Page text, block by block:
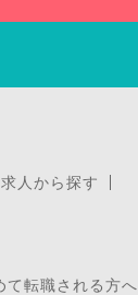
人から探す
て転職される方へ